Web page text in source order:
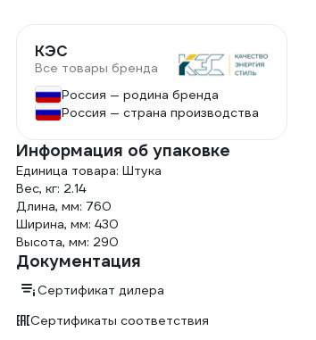
КЭС
Все товары бренда
Россия — родина бренда
Россия — страна производства
Информация об упаковке
Единица товара: Штука
Вес, кг: 2.14
Длина, мм: 760
Ширина, мм: 430
Высота, мм: 290
Документация
Сертификат дилера
Сертификаты соответствия